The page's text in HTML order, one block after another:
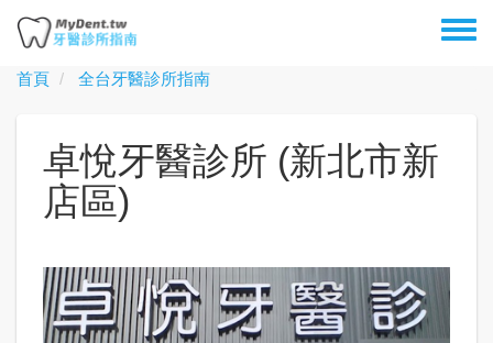
移
主首頁 全台牙醫診所指南
卓悅牙醫診所 (新北市新
店區)